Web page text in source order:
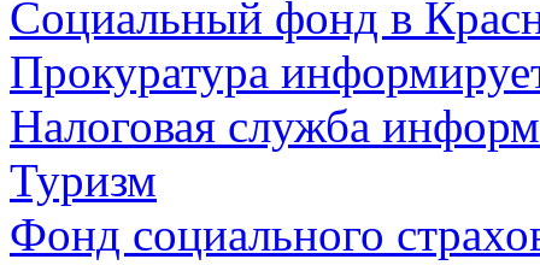
Социальный фонд в
Прокуратура
Налоговая служба
Туризм
Фонд социального